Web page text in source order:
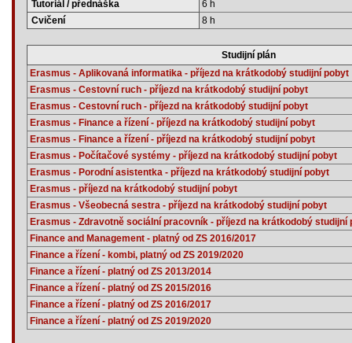
Tutoriál / přednáška
6 h
Cvičení
8 h
Studijní plán
Erasmus - Aplikovaná informatika - příjezd na krátkodobý studijní pobyt
Erasmus - Cestovní ruch - příjezd na krátkodobý studijní pobyt
Erasmus - Cestovní ruch - příjezd na krátkodobý studijní pobyt
Erasmus - Finance a řízení - příjezd na krátkodobý studijní pobyt
Erasmus - Finance a řízení - příjezd na krátkodobý studijní pobyt
Erasmus - Počítačové systémy - příjezd na krátkodobý studijní pobyt
Erasmus - Porodní asistentka - příjezd na krátkodobý studijní pobyt
Erasmus - příjezd na krátkodobý studijní pobyt
Erasmus - Všeobecná sestra - příjezd na krátkodobý studijní pobyt
Erasmus - Zdravotně sociální pracovník - příjezd na krátkodobý studijní
Finance and Management - platný od ZS 2016/2017
Finance a řízení - kombi, platný od ZS 2019/2020
Finance a řízení - platný od ZS 2013/2014
Finance a řízení - platný od ZS 2015/2016
Finance a řízení - platný od ZS 2016/2017
Finance a řízení - platný od ZS 2019/2020